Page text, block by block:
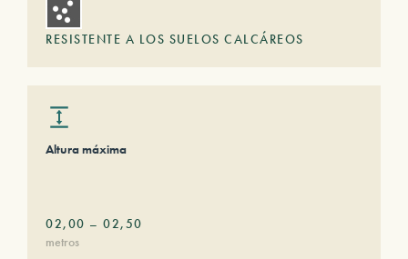
RESISTENTE A LOS SUELOS CALCÁREOS
Altura máxima
02,00 – 02,50
metros